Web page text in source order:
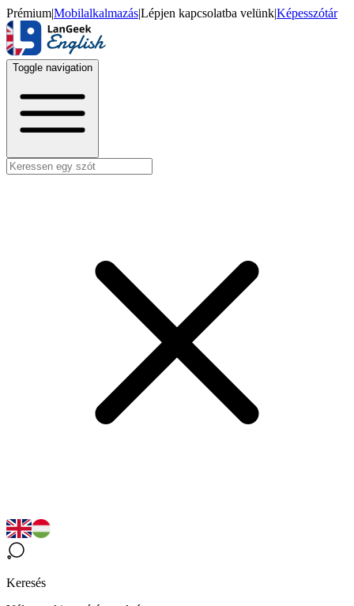
Prémium|Mobilalkalmazás|Lépjen kapcsolatba velünk|Képesszótár
Toggle navigation
Keresés